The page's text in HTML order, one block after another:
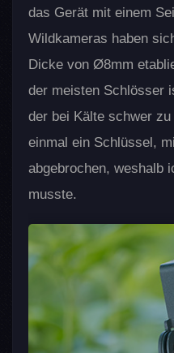
das Gerät mit einem
Wildkameras haben
Dicke von Ø8mm
der meisten Schlösser
der bei Kälte schwer
einmal ein Schlüssel,
abgebrochen, weshalb
musste.